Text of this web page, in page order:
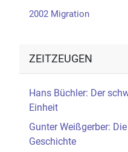
2002 Migration
ZEITZEUGEN
Hans Büchler: Der
Einheit
Gunter Weißgerber:
Geschichte